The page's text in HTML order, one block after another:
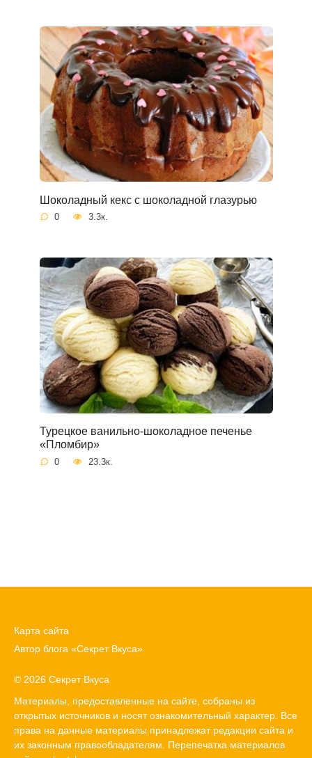
Шоколадный кекс с шоколадной глазурью
0 3.3к.
Турецкое ванильно-шоколадное печенье
«Пломбир»
0 23.3к.
Карта сайта
Автор блога «Секрет Вкуса»
© 2026 Секрет Вкуса
Материалы, предоставленные на сайте, собраны из
открытых источников и носят ознакомительный характер. Все
права на данные материалы принадлежат редакции сайта и
их законным правообладателям. Перепечатка материалов